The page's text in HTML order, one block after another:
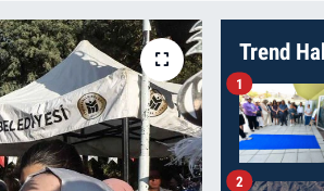
Trend
1
2